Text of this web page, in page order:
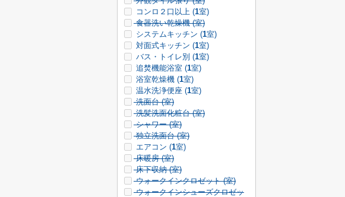
コンロ２口以上 (1室)
食器洗い乾燥機 (室)
システムキッチン (1室)
対面式キッチン (1室)
バス・トイレ別 (1室)
追焚機能浴室 (1室)
浴室乾燥機 (1室)
温水洗浄便座 (1室)
洗面台 (室)
洗髪洗面化粧台 (室)
シャワー (室)
独立洗面台 (室)
エアコン (1室)
床暖房 (室)
床下収納 (室)
ウォークインクロゼット (室)
ウォークインシューズクロゼッ